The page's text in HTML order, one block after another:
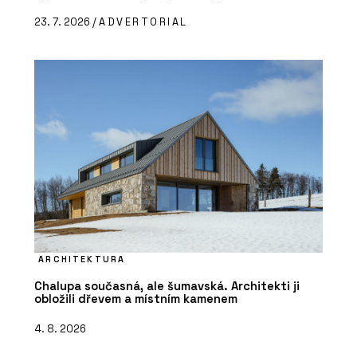
23. 7. 2026 /ADVERTORIAL
ARCHITEKTURA
Chalupa současná, ale šumavská. Architekti ji
obložili dřevem a místním kamenem
4. 8. 2026